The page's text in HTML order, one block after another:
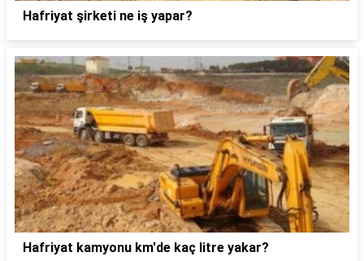
Hafriyat şirketi ne iş yapar?
Hafriyat kamyonu km'de kaç litre yakar?